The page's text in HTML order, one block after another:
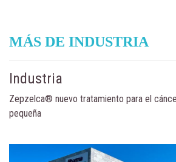
MÁS DE INDUSTRIA
Industria
Zepzelca® nuevo tratamiento para el
pequeña